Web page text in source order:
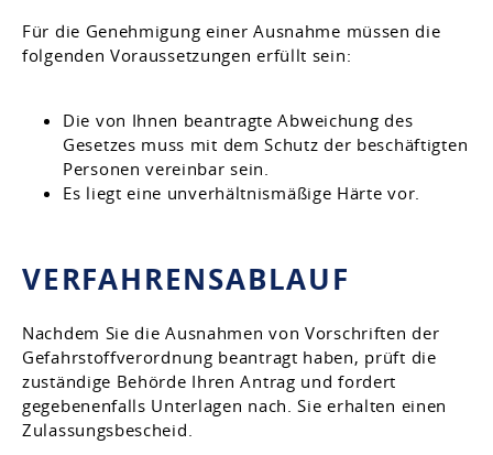
Für die Genehmigung einer Ausnahme müssen die
folgenden Voraussetzungen erfüllt sein:
Die von Ihnen beantragte Abweichung des
Gesetzes muss mit dem Schutz der beschäftigten
Personen vereinbar sein.
Es liegt eine unverhältnismäßige Härte vor.
VERFAHRENSABLAUF
Nachdem Sie die Ausnahmen von Vorschriften der
Gefahrstoffverordnung beantragt haben, prüft die
zuständige Behörde Ihren Antrag und fordert
gegebenenfalls Unterlagen nach. Sie erhalten einen
Zulassungsbescheid.